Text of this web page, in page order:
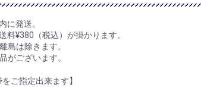
に発送。
料¥380（税込）が掛かります。
島は除きます。
がございます。
ご指定出来ます】